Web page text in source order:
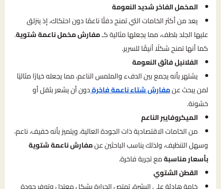
المخمل الفاخر شديد النعومة
يعد من أكثر الخامات التي تمنح دفئًا ناعمًا دون احتكاك، إذ ينزلق
عليها الجلد بلطف، مما يجعلها مثالية كـمفارش مخمل ناعمة شتوية.
كما أنها تمنح شكلًا أنيقًا للسرير.
الفلانيل فائق النعومة
يشتهر بأنه يجمع بين الدفء والملمس الناعم، مما يجعله خيارًا مثاليًا
لمن يبحث عنمفارش شتاء ناعمة فاخرةدون أن يشعر بثقل أو
خشونة.
الميكروفايبر الناعم
من الخامات الاقتصادية ذات الجودة العالية، ويتميز بأنه خفيف، ناعم،
وسهل التنظيف، ولذلك يناسب الباحثين عنمفارش ناعمة شتوية
بأسعار مناسبةمع تجربة فاخرة.
القطن الشتوي